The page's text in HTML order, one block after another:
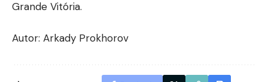
Grande Vitória.
Autor: Arkady Prokhorov